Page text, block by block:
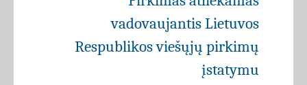
vadovaujantis Lietuvos
Respublikos viešųjų pirkimų
įstatymu